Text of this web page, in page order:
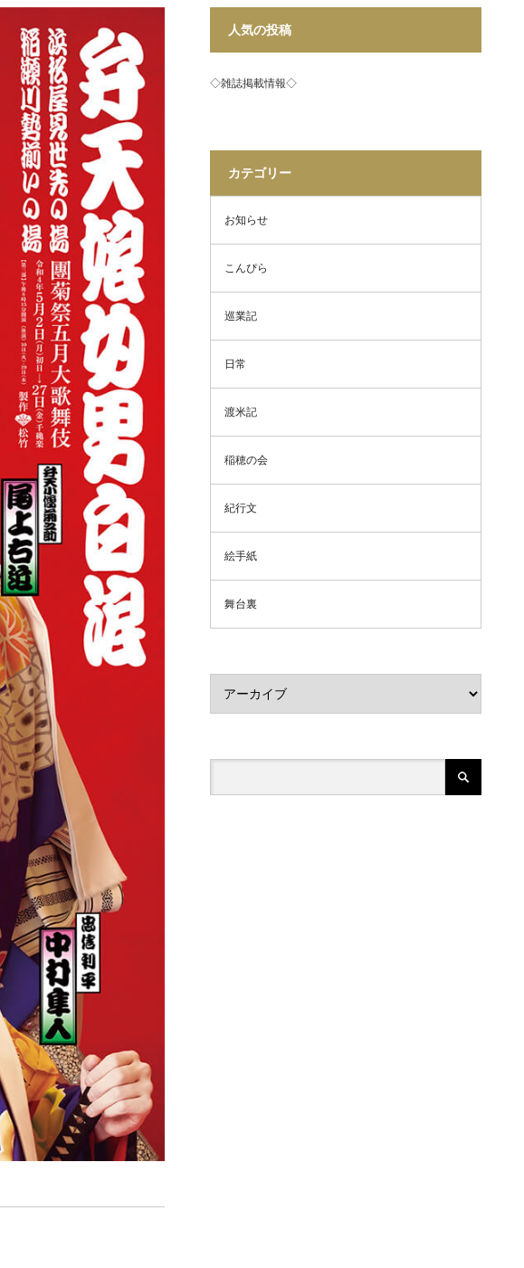
人気の投稿
◇雑誌掲載情報◇
カテゴリー
お知らせ
こんぴら
巡業記
日常
渡米記
稲穂の会
紀行文
絵手紙
舞台裏